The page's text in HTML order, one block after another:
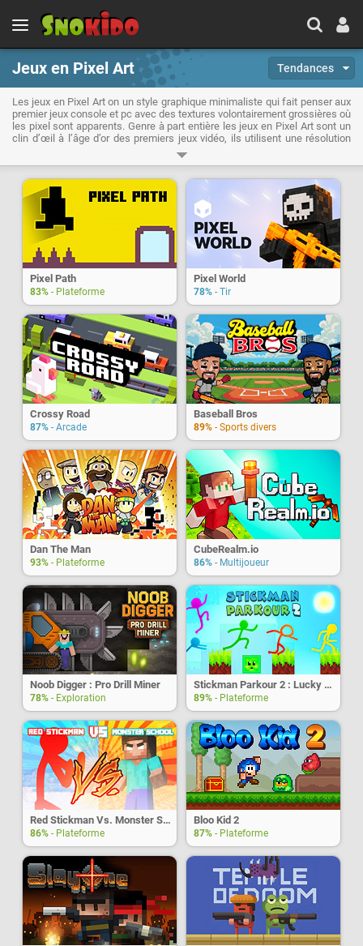
Jeux en Pixel Art Tendances
Les jeux en Pixel Art on un style graphique minimaliste qui fait penser aux
premier jeux console et pc avec des textures volontairement grossières où
les pixel sont apparents. Genre à part entière les jeux en Pixel Art sont un
clin d’œil à l’âge d’or des premiers jeux vidéo, ils utilisent une résolution
d’écran basse et sont souvent limité en terme de couleur, conformément à
ce que les machines de l’époque offraient en terme de possibilité
Pixel Path
83% - Plateforme
Pixel World
78% - Tir
Crossy Road
87% - Arcade
Baseball Bros
89% - Sports divers
Dan The Man
93% - Plateforme
CubeRealm.io
86% - Multijoueur
Noob Digger : Pro Drill Miner
78% - Exploration
Stickman Parkour 2 : Lucky Block
89% - Plateforme
Red Stickman Vs. Monster School
86% - Plateforme
Bloo Kid 2
87% - Plateforme